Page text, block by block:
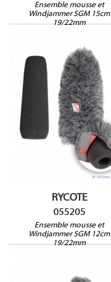
Ensemble mousse et
Windjammer SGM 15cm
19/22mm
RYCOTE
055205
Ensemble mousse et
Windjammer SGM 12cm
19/22mm
Compatible avec :
Audio-Technica BP4073,
AT875, AT877, DPA 4017,
Panasonic AG-MC200G, AJ-
HDC27, AJ-HDX900, AJ-
MC700, AJ-MC900, ADJ700,
ADJ800, ADJ910, DV200,
Schoeps CMIT5, Sennheiser
MKH-8050, MKH-8060, Sony
DSR250, DSR200, DSR300,